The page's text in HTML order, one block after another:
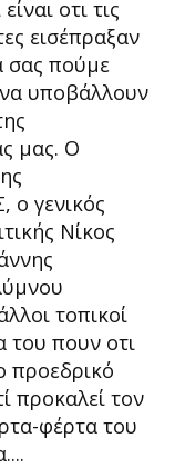
οτι τις
εισέπραξαν
σας πούμε
να υποβάλλουν
μας. Ο
ο γενικός
Νίκος
τοπικοί
του πουν οτι
προεδρικό
προκαλεί τον
φέρτα του